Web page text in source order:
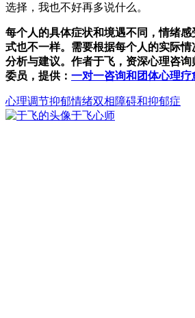
选择，我也不好再多说什么。
每个人的具体症状和境遇不同，情绪
式也不一样。需要根据每个人的实际
分析与建议。作者于飞，资深心理咨
委员，提供： 一对一咨询和团体心理疗
心理调节抑郁情绪双相障碍和抑郁症
于飞心师